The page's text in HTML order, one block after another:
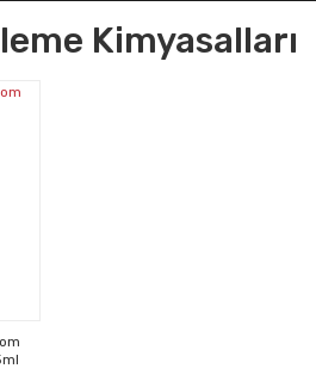
Kimyasalları